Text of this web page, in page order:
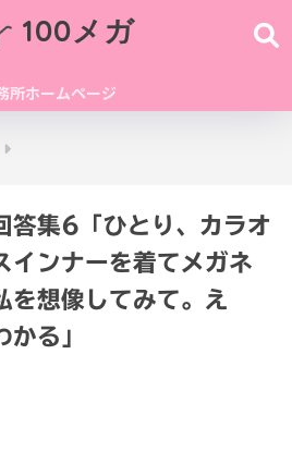
100メガ
所ホームページ
集6「ひとり、カラオ
インナーを着てメガネ
を想像してみて。え
る」